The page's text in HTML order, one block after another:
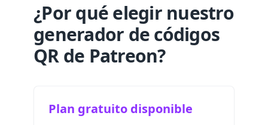
¿Por qué elegir nuestro
generador de códigos
QR de Patreon?
Plan gratuito disponible